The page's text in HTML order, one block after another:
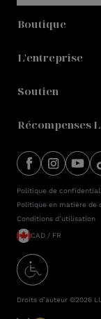
Boutique
L'entreprise
Soutien
Récompenses
Politique de
Politique en matière de
Conditions d’utilisation
CAD / FR
Droits d’auteur ©2026